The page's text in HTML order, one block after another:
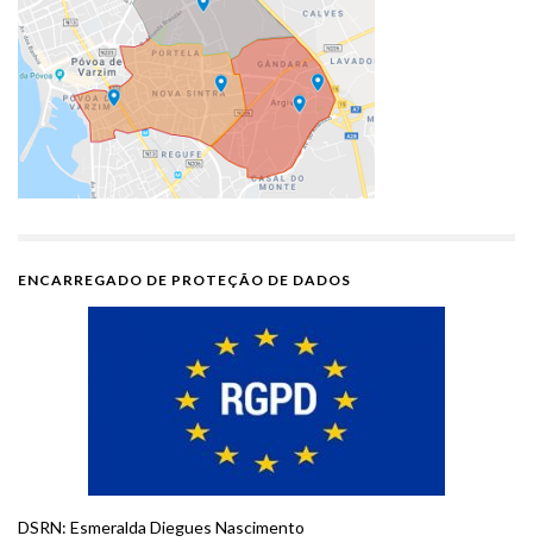
ENCARREGADO DE PROTEÇÃO DE DADOS
DSRN: Esmeralda Diegues Nascimento